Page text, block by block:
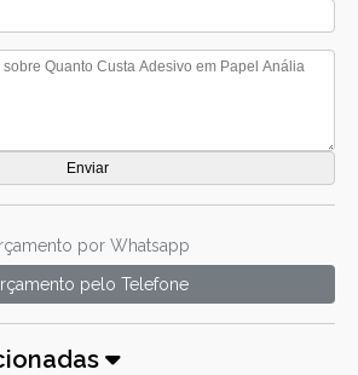
por Whatsapp
pelo Telefone